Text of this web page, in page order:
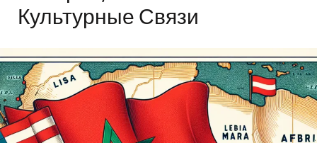
Культурные Связи